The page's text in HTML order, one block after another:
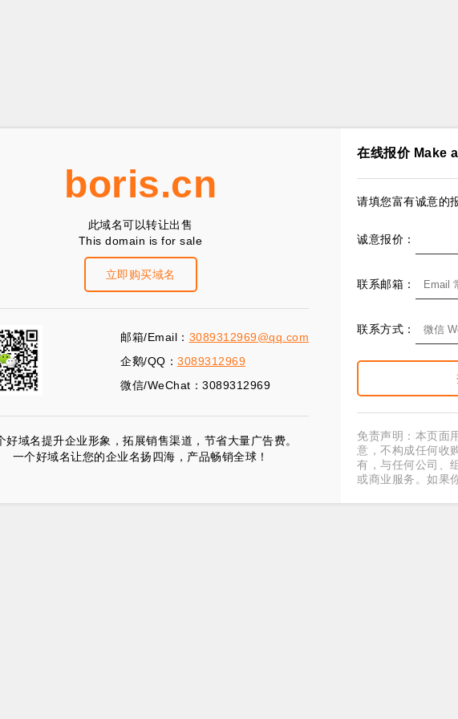
boris.cn
此域名可以转让出售
This domain is for sale
立即购买域名
邮箱/Email： 3089312969@qq.com
企鹅/QQ： 3089312969
微信/WeChat：3089312969
好域名提升企业形象，拓展销售渠道，节省大量广告费。
一个好域名让您的企业名扬四海，产品畅销全球！
在线报价 Make
请填您富有诚意的
诚意报价：
联系邮箱：
联系方式：
免责声明：本页面
意，不构成任何收
有，与任何公司、
或商业服务。如果